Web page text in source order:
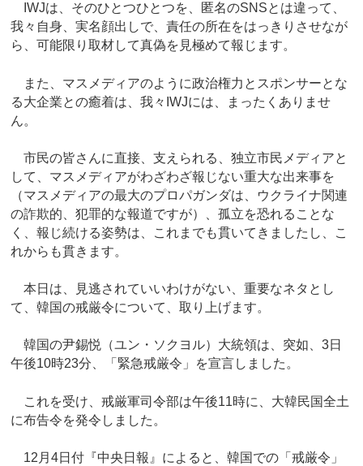
IWJは、そのひとつひとつを、匿名のSNSとは違って、
我々自身、実名顔出しで、責任の所在をはっきりさせなが
ら、可能限り取材して真偽を見極めて報じます。
また、マスメディアのように政治権力とスポンサーとな
る大企業との癒着は、我々IWJには、まったくありませ
ん。
市民の皆さんに直接、支えられる、独立市民メディアと
して、マスメディアがわざわざ報じない重大な出来事を
（マスメディアの最大のプロパガンダは、ウクライナ関連
の詐欺的、犯罪的な報道ですが）、孤立を恐れることな
く、報じ続ける姿勢は、これまでも貫いてきましたし、こ
れからも貫きます。
本日は、見逃されていいわけがない、重要なネタとし
て、韓国の戒厳令について、取り上げます。
韓国の尹錫悦（ユン・ソクヨル）大統領は、突如、3日
午後10時23分、「緊急戒厳令」を宣言しました。
これを受け、戒厳軍司令部は午後11時に、大韓民国全土
に布告令を発令しました。
12月4日付『中央日報』によると、韓国での「戒厳令」